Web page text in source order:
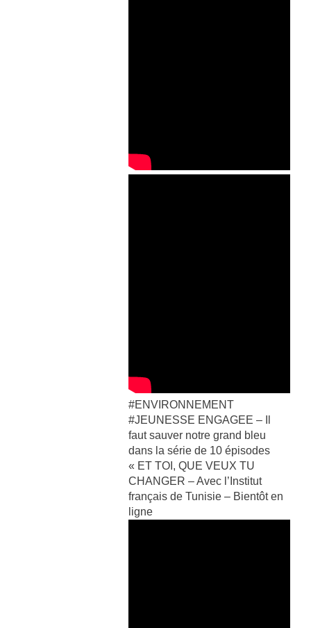
#ENVIRONNEMENT
#JEUNESSE ENGAGEE – Il
faut sauver notre grand bleu
dans la série de 10 épisodes
« ET TOI, QUE VEUX TU
CHANGER – Avec l’Institut
français de Tunisie – Bientôt en
ligne